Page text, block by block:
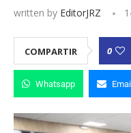
written by EditorJRZ
COMPARTIR 0
Whatsapp Email